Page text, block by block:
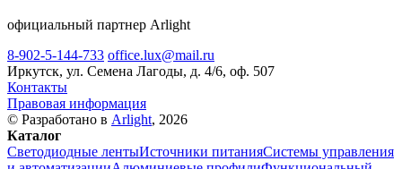
официальный партнер Arlight
8-902-5-144-733 office.lux@mail.ru
Иркутск, ул. Семена Лагоды, д. 4/6, оф. 507
Контакты
Правовая информация
© Разработано в Arlight, 2026
Каталог
Светодиодные лентыИсточники питанияСистемы управления